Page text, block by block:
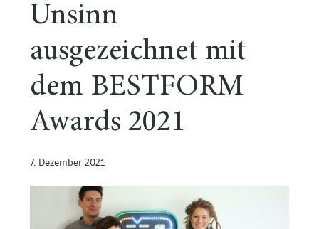
Unsinn
ausgezeichnet mit
dem BESTFORM
Awards 2021
7. Dezember 2021